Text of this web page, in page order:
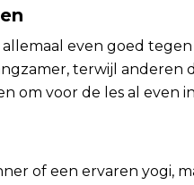
even goed
terwijl anderen
om voor de les al even
of een ervaren yogi,